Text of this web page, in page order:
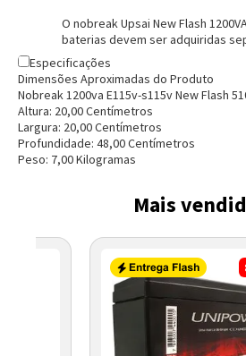
O nobreak Upsai New Flash
baterias devem ser adquiridas
Especificações
Dimensões Aproximadas do Produto
Nobreak 1200va E115v-s115v New Flash
Altura: 20,00Centímetros
Largura: 20,00Centímetros
Profundidade: 48,00Centímetros
Peso: 7,00Kilogramas
Mais